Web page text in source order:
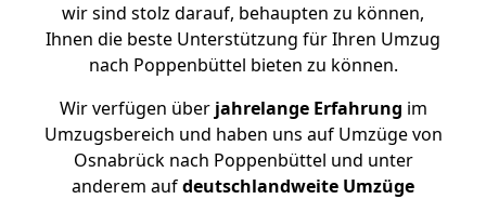
wir sind stolz darauf, behaupten zu können,
Ihnen die beste Unterstützung für Ihren Umzug
nach Poppenbüttel bieten zu können.
Wir verfügen überjahrelange Erfahrung im
Umzugsbereich und haben uns auf Umzüge von
Osnabrück nach Poppenbüttel und unter
anderem aufdeutschlandweite Umzüge